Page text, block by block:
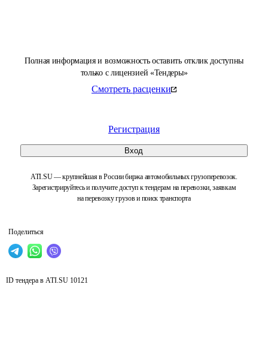
Полная информация и возможность оставить отклик доступны
только с лицензией «Тендеры»
Смотреть расценки
Регистрация
Вход
ATI.SU — крупнейшая в России биржа автомобильных грузоперевозок.
Зарегистрируйтесь и получите доступ к тендерам на перевозки, заявкам
на перевозку грузов и поиск транспорта
Поделиться
ID тендера в ATI.SU 10121